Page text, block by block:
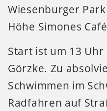
Wiesenburger
Höhe Simones
Start ist um 13 Uhr
Görzke. Zu
Schwimmen im
Radfahren auf